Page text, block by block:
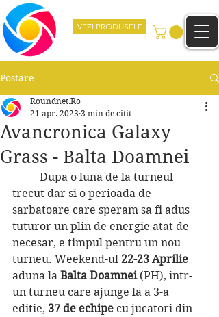
VEZI PRODUSELE
Postare
Avancronica Galaxy
Grass - Balta Doamnei
Roundnet.Ro
21 apr. 2023 3 min de citit
trecut dar si o perioada de
sarbatoare care speram sa fi adus
tuturor un plin de energie atat de
necesar, e timpul pentru un nou
turneu. Weekend-ul 22-23 Aprilie
aduna la Balta Doamnei (PH), intr-
un turneu care ajunge la a 3-a
editie, 37 de echipe cu jucatori din